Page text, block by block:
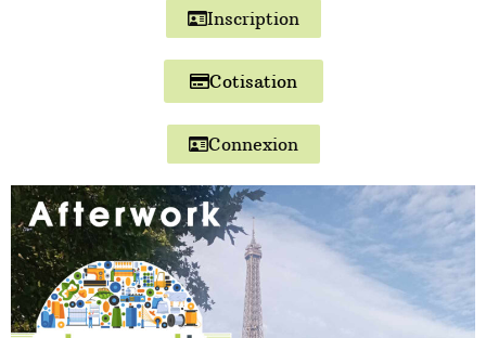
Inscription
Cotisation
Connexion